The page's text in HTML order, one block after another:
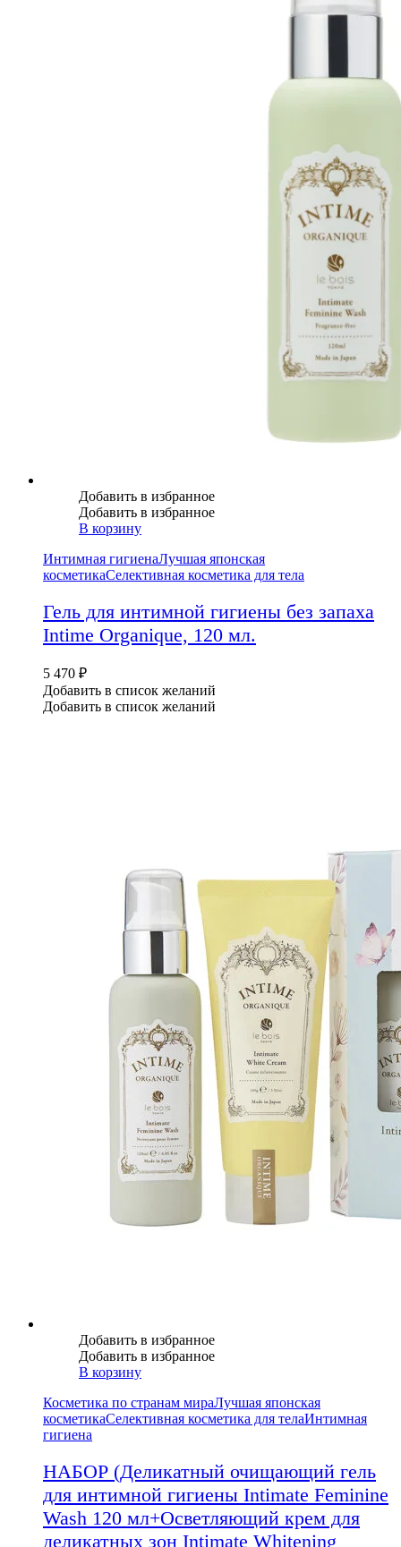
Добавить в избранное
Добавить в избранное
В корзину
Интимная гигиенаЛучшая японская
косметикаСелективная косметика для тела
Гель для интимной гигиены без запаха
Intime Organique, 120 мл.
5 470 ₽
Добавить в список желаний
Добавить в список желаний
Добавить в избранное
Добавить в избранное
В корзину
Косметика по странам мираЛучшая японская
косметикаСелективная косметика для телаИнтимная
гигиена
НАБОР (Деликатный очищающий гель
для интимной гигиены Intimate Feminine
Wash 120 мл+Осветляющий крем для
деликатных зон Intimate Whitening